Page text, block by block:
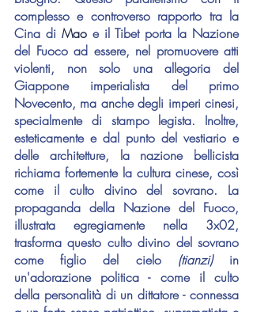
complesso e controverso rapporto tra la
Cina di Mao e il Tibet porta la Nazione
del Fuoco ad essere, nel promuovere atti
violenti, non solo una allegoria del
Giappone imperialista del primo
Novecento, ma anche degli imperi cinesi,
specialmente di stampo legista. Inoltre,
esteticamente e dal punto del vestiario e
delle architetture, la nazione bellicista
richiama fortemente la cultura cinese, così
come il culto divino del sovrano. La
propaganda della Nazione del Fuoco,
illustrata egregiamente nella 3x02,
trasforma questo culto divino del sovrano
come figlio del cielo (tianzi) in
un'adorazione politica - come il culto
della personalità di un dittatore - connessa